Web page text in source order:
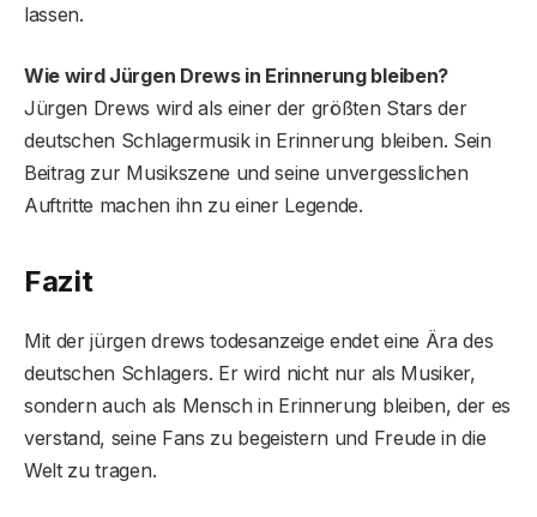
lassen.
Wie wird Jürgen Drews in Erinnerung bleiben?
Jürgen Drews wird als einer der größten Stars der
deutschen Schlagermusik in Erinnerung bleiben. Sein
Beitrag zur Musikszene und seine unvergesslichen
Auftritte machen ihn zu einer Legende.
Fazit
Mit der jürgen drews todesanzeige endet eine Ära des
deutschen Schlagers. Er wird nicht nur als Musiker,
sondern auch als Mensch in Erinnerung bleiben, der es
verstand, seine Fans zu begeistern und Freude in die
Welt zu tragen.